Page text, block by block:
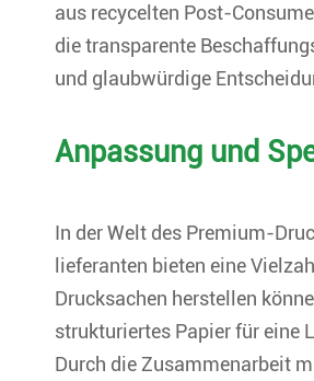
aus recycelten Post-
die transparente
und glaubwürdige
Anpassung und
In der Welt des Premium-
lieferanten bieten eine
Drucksachen herstellen
strukturiertes Papier für eine
Durch die Zusammenarbeit